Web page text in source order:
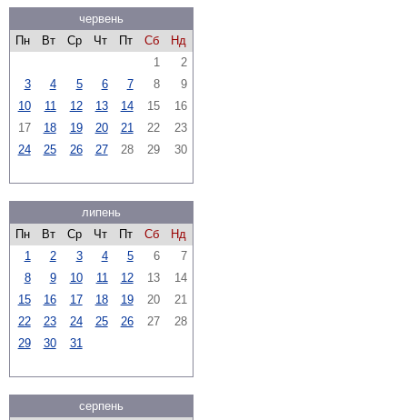
червень
Пн
Вт Ср Чт Пт Сб
Нд
1
2
3
4 5 6 7 8
9
10
11 12 13 14 15
16
17
18 19 20 21 22
23
24
25 26 27 28 29 30
липень
Пн
Вт Ср Чт Пт Сб
Нд
1
2 3 4 5 6
7
8
9 10 11 12 13
14
15
16 17 18 19 20
21
22
23 24 25 26 27
28
29
30 31
серпень